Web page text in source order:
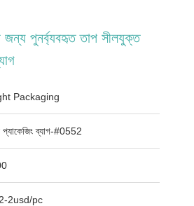
জন্য পুনর্ব্যবহৃত তাপ সীলযুক্ত
Packaging
প্যাকেজিং ব্যাগ-#0552
2usd/pc